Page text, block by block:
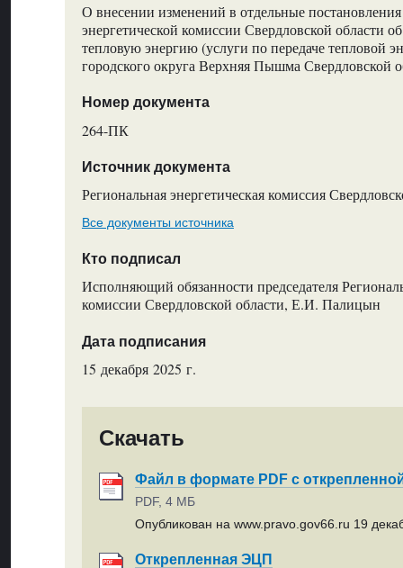
О внесении изменений в отдельные
энергетической комиссии Свердловской области
тепловую энергию (услуги по передаче тепловой
городского округа Верхняя Пышма Свердловской
Номер документа
264-ПК
Источник документа
Региональная энергетическая комиссия
Все документы источника
Кто подписал
Исполняющий обязанности председателя
комиссии Свердловской области, Е.И. Палицын
Дата подписания
15 декабря 2025 г.
Скачать
Файл в формате PDF с
PDF, 4 МБ
Опубликован на www.pravo.gov66.ru 19
Открепленная ЭЦП